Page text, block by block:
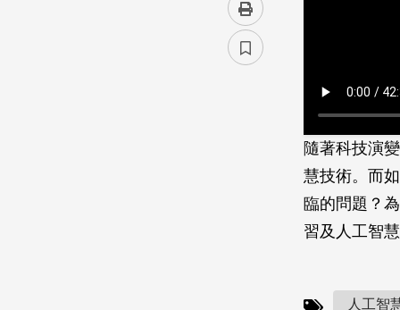
隨著科技演
慧技術。而
臨的問題？
習及人工智
人工智